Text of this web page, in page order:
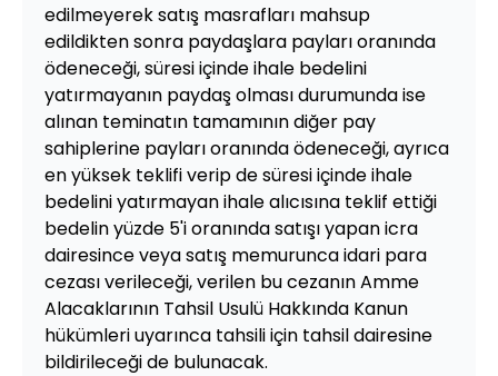
edilmeyerek satış masrafları mahsup
edildikten sonra paydaşlara payları oranında
ödeneceği, süresi içinde ihale bedelini
yatırmayanın paydaş olması durumunda ise
alınan teminatın tamamının diğer pay
sahiplerine payları oranında ödeneceği, ayrıca
en yüksek teklifi verip de süresi içinde ihale
bedelini yatırmayan ihale alıcısına teklif ettiği
bedelin yüzde 5'i oranında satışı yapan icra
dairesince veya satış memurunca idari para
cezası verileceği, verilen bu cezanın Amme
Alacaklarının Tahsil Usulü Hakkında Kanun
hükümleri uyarınca tahsili için tahsil dairesine
bildirileceği de bulunacak.